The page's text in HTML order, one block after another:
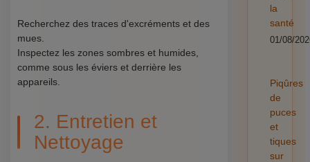
Recherchez des traces d'excréments et des
mues.
Inspectez les zones sombres et humides,
comme sous les éviers et derrière les
appareils.
2. Entretien et
Nettoyage
la
santé
01/08/
Piqûres
de
puces
et
tiques
sur